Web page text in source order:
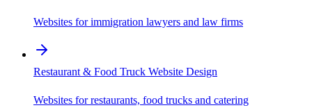
Websites for immigration lawyers and law firms
Restaurant & Food Truck Website Design
Websites for restaurants, food trucks and catering